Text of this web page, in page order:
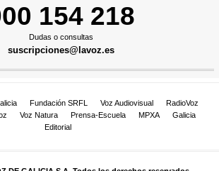
154 218
Dudas o consultas
suscripciones@lavoz.es
Fundación SRFL Voz Audiovisual
RadioVoz
Voz Natura Prensa-Escuela MPXA
Galicia
Editorial